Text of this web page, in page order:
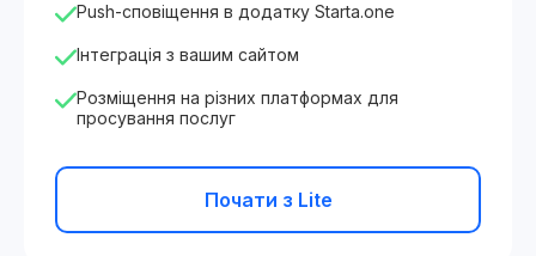
Push-сповіщення в додатку Starta.one
Інтеграція з вашим сайтом
Розміщення на різних платформах для
просування послуг
Почати з Lite